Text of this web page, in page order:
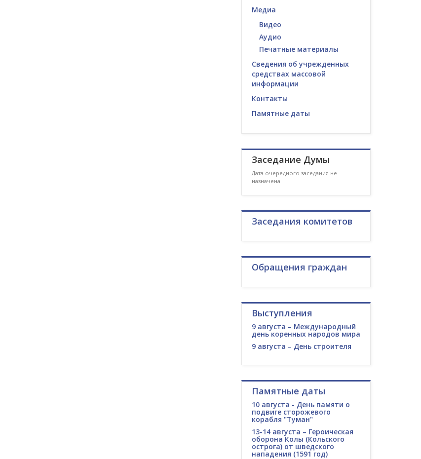
Медиа
Видео
Аудио
Печатные материалы
Сведения об учрежденных
средствах массовой
информации
Контакты
Памятные даты
Заседание Думы
Дата очередного заседания не
назначена
Заседания комитетов
Обращения граждан
Выступления
9 августа – Международный
день коренных народов мира
9 августа – День строителя
Памятные даты
10 августа - День памяти о
подвиге сторожевого
корабля "Туман"
13-14 августа – Героическая
оборона Колы (Кольского
острога) от шведского
нападения (1591 год)